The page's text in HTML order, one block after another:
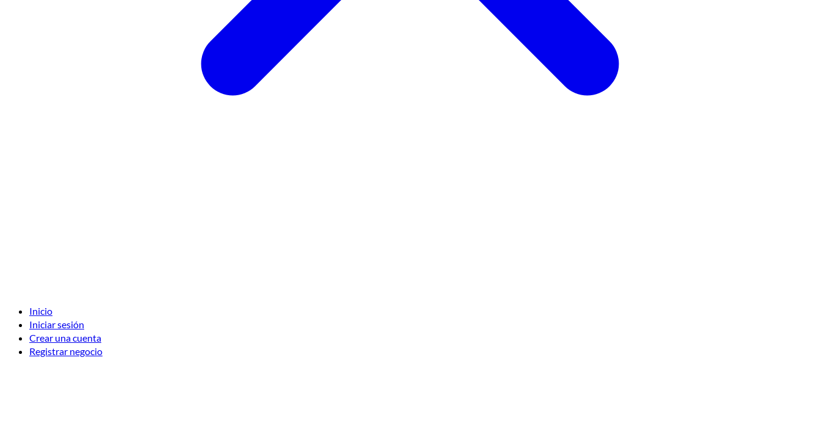
Inicio
Iniciar sesión
Crear una cuenta
Registrar negocio